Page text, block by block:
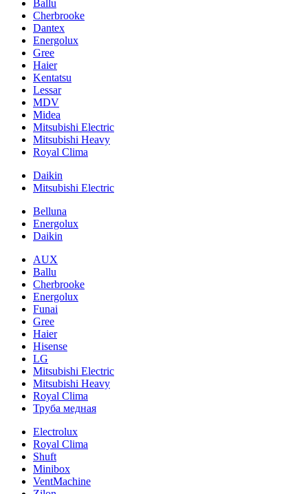
Ballu
Cherbrooke
Dantex
Energolux
Gree
Haier
Kentatsu
Lessar
MDV
Midea
Mitsubishi Electric
Mitsubishi Heavy
Royal Clima
Daikin
Mitsubishi Electric
Belluna
Energolux
Daikin
AUX
Ballu
Cherbrooke
Energolux
Funai
Gree
Haier
Hisense
LG
Mitsubishi Electric
Mitsubishi Heavy
Royal Clima
Труба медная
Electrolux
Royal Clima
Shuft
Minibox
VentMachine